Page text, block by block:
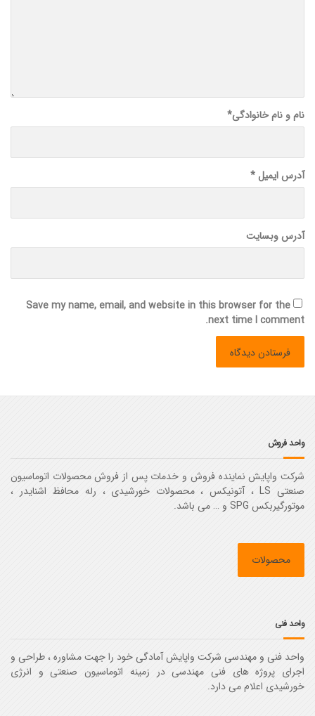
نام و نام خانوادگی*
آدرس ایمیل *
آدرس وبسایت
Save my name, email, and website in this browser for the
next time I comment.
واحد فروش
شرکت واپایش نماینده فروش و خدمات پس از فروش محصولات اتوماسیون
صنعتی LS ، آتونیکس ، محصولات خورشیدی ، رله محافظ اشنایدر ،
موتورگیربکس SPG و … می باشد.
محصولات
واحد فنی
واحد فنی و مهندسی شرکت واپایش آمادگی خود را جهت مشاوره ، طراحی و
اجرای پروژه های فنی مهندسی در زمینه اتوماسیون صنعتی و انرژی
خورشیدی اعلام می دارد.